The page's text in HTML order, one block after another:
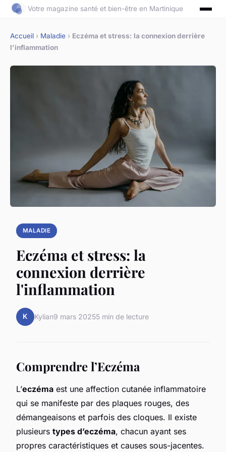
Votre magazine santé et bien-être en Martinique
Accueil › Maladie › Eczéma et stress: la connexion derrière
l'inflammation
MALADIE
Eczéma et stress: la
connexion derrière
l'inflammation
K Kylian9 mars 20255 min de lecture
Comprendre l’Eczéma
L’eczéma est une affection cutanée inflammatoire
qui se manifeste par des plaques rouges, des
démangeaisons et parfois des cloques. Il existe
plusieurs types d’eczéma, chacun ayant ses
propres caractéristiques et causes sous-jacentes.